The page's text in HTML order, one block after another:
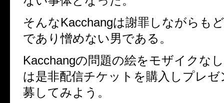
そんなKacchangは謝罪しながらも
であり憎めない男である。
Kacchangの問題の絵をモザイクな
は是非配信チケットを購入しプレゼ
募してみよう。